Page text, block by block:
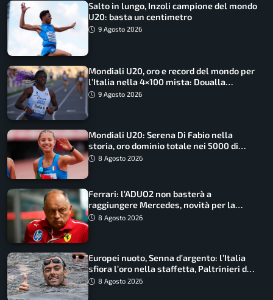
Salto in lungo, Inzoli campione del mondo
U20: basta un centimetro
9 Agosto 2026
Mondiali U20, oro e record del mondo per
l’Italia nella 4×100 mista: Doualla
straordinaria
9 Agosto 2026
Mondiali U20: Serena Di Fabio nella
storia, oro dominio totale nei 5000 di
marcia
8 Agosto 2026
Ferrari: l’ADUO2 non basterà a
raggiungere Mercedes, novità per la
Macarena
8 Agosto 2026
Europei nuoto, Senna d’argento: l’Italia
sfiora l’oro nella staffetta, Paltrinieri da
urlo, il bilancio azzurro
8 Agosto 2026